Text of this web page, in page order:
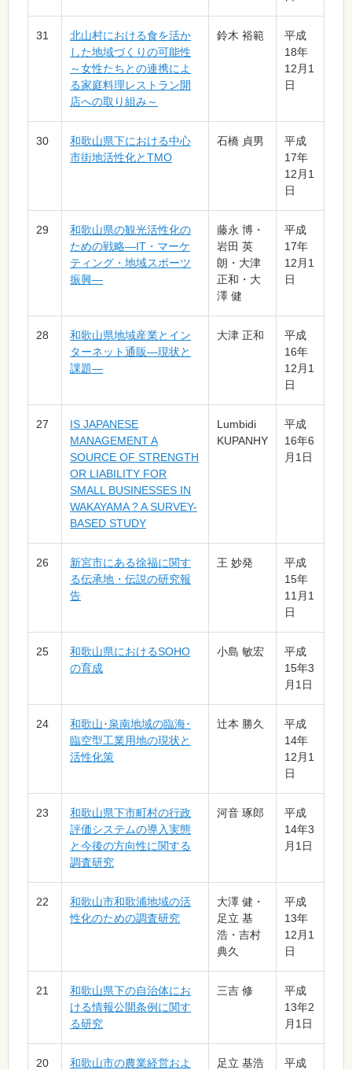
31
北山村における食を活か
した地域づくりの可能性
～女性たちとの連携によ
る家庭料理レストラン開
店への取り組み～
鈴木 裕範
平成
18年
12月1
日
30
和歌山県下における中心
市街地活性化とTMO
石橋 貞男
平成
17年
12月1
日
29
和歌山県の観光活性化の
ための戦略―IT・マーケ
ティング・地域スポーツ
振興―
藤永 博・
岩田 英
朗・大津
正和・大
澤 健
平成
17年
12月1
日
28
和歌山県地域産業とイン
ターネット通販―現状と
課題―
大津 正和
平成
16年
12月1
日
27
IS JAPANESE
MANAGEMENT A
SOURCE OF STRENGTH
OR LIABILITY FOR
SMALL BUSINESSES IN
WAKAYAMA ? A SURVEY-
BASED STUDY
Lumbidi
KUPANHY
平成
16年6
月1日
26
新宮市にある徐福に関す
る伝承地・伝説の研究報
告
王 妙発
平成
15年
11月1
日
25
和歌山県におけるSOHO
の育成
小島 敏宏
平成
15年3
月1日
24
和歌山･泉南地域の臨海･
臨空型工業用地の現状と
活性化策
辻󠄀本 勝久
平成
14年
12月1
日
23
和歌山県下市町村の行政
評価システムの導入実態
と今後の方向性に関する
調査研究
河音 琢郎
平成
14年3
月1日
22
和歌山市和歌浦地域の活
性化のための調査研究
大澤 健・
足立 基
浩・吉村
典久
平成
13年
12月1
日
21
和歌山県下の自治体にお
ける情報公開条例に関す
る研究
三吉 修
平成
13年2
月1日
20 和歌山市の農業経営およ 足立 基浩 平成